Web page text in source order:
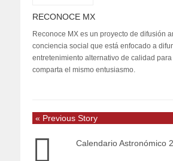
RECONOCE MX
Reconoce MX es un proyecto de difusión
conciencia social que está enfocado a
entretenimiento alternativo de calidad
comparta el mismo entusiasmo.
« Previous Story
Calendario Astronómico